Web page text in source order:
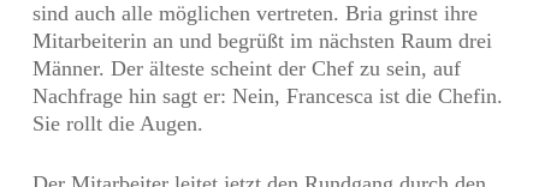
sind auch alle möglichen vertreten. Bria grinst ihre
Mitarbeiterin an und begrüßt im nächsten Raum drei
Männer. Der älteste scheint der Chef zu sein, auf
Nachfrage hin sagt er: Nein, Francesca ist die Chefin.
Sie rollt die Augen.